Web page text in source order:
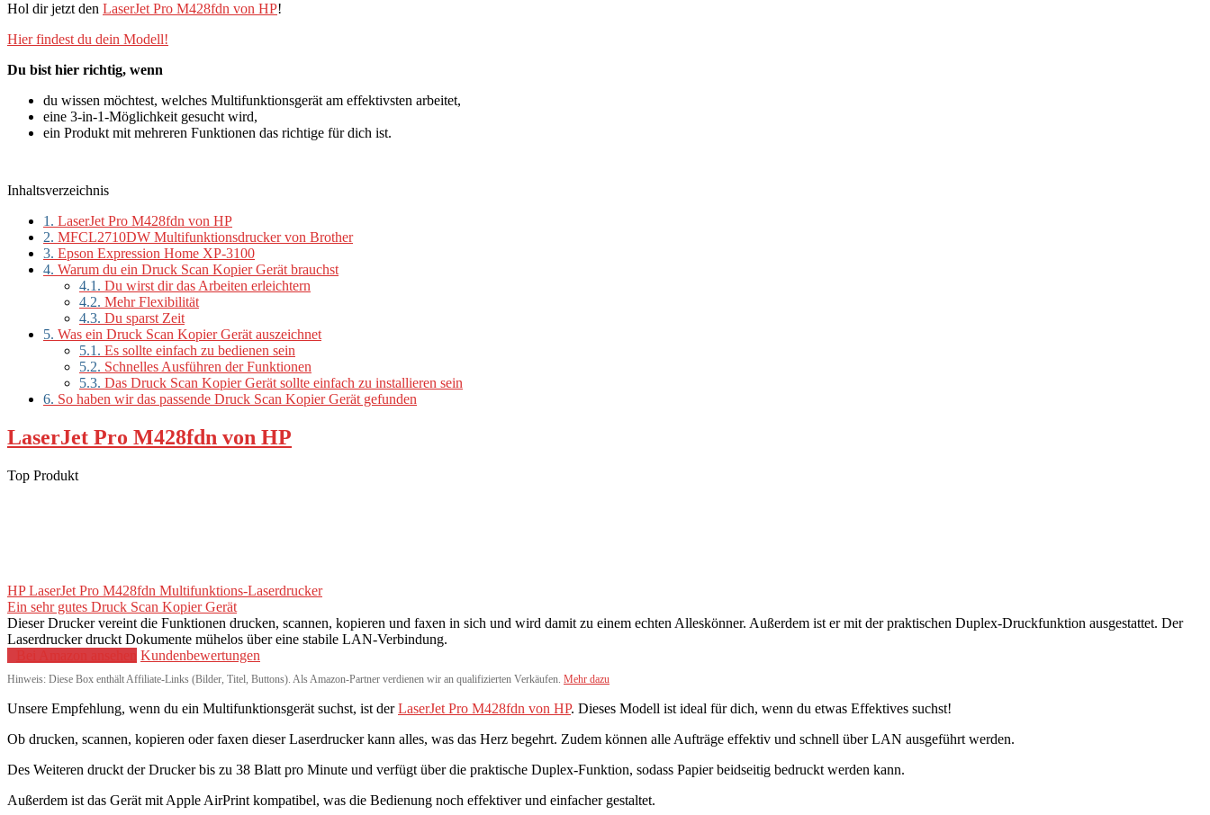
Hol dir jetzt den LaserJet Pro M428fdn von HP!
Hier findest du dein Modell!
Du bist hier richtig, wenn
du wissen möchtest, welches Multifunktionsgerät am effektivsten arbeitet,
eine 3-in-1-Möglichkeit gesucht wird,
ein Produkt mit mehreren Funktionen das richtige für dich ist.
Inhaltsverzeichnis
1. LaserJet Pro M428fdn von HP
2. MFCL2710DW Multifunktionsdrucker von Brother
3. Epson Expression Home XP-3100
4. Warum du ein Druck Scan Kopier Gerät brauchst
4.1. Du wirst dir das Arbeiten erleichtern
4.2. Mehr Flexibilität
4.3. Du sparst Zeit
5. Was ein Druck Scan Kopier Gerät auszeichnet
5.1. Es sollte einfach zu bedienen sein
5.2. Schnelles Ausführen der Funktionen
5.3. Das Druck Scan Kopier Gerät sollte einfach zu installieren sein
6. So haben wir das passende Druck Scan Kopier Gerät gefunden
LaserJet Pro M428fdn von HP
Top Produkt
HP LaserJet Pro M428fdn Multifunktions-Laserdrucker
Ein sehr gutes Druck Scan Kopier Gerät
Dieser Drucker vereint die Funktionen drucken, scannen, kopieren und faxen in sich und wird damit zu einem echten Alleskönner. Außerdem ist er mit der praktischen Duplex-Druckfunktion ausgestattet. Der
Laserdrucker druckt Dokumente mühelos über eine stabile LAN-Verbindung.
Kundenbewertungen
Hinweis: Diese Box enthält Affiliate-Links (Bilder, Titel, Buttons). Als Amazon-Partner verdienen wir an qualifizierten Verkäufen. Mehr dazu
Unsere Empfehlung, wenn du ein Multifunktionsgerät suchst, ist derLaserJet Pro M428fdn von HP. Dieses Modell ist ideal für dich, wenn du etwas Effektives suchst!
Ob drucken, scannen, kopieren oder faxen dieser Laserdrucker kann alles, was das Herz begehrt. Zudem können alle Aufträge effektiv und schnell über LAN ausgeführt werden.
Des Weiteren druckt der Drucker bis zu 38 Blatt pro Minute und verfügt über die praktische Duplex-Funktion, sodass Papier beidseitig bedruckt werden kann.
Außerdem ist das Gerät mit Apple AirPrint kompatibel, was die Bedienung noch effektiver und einfacher gestaltet.